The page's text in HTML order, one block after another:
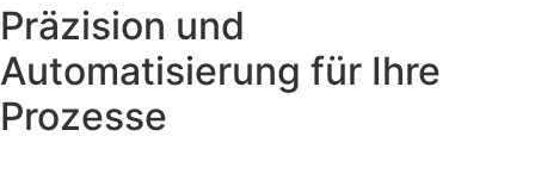
Präzision und
Automatisierung für Ihre
Prozesse